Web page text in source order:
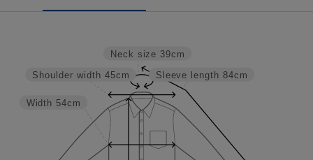
Sleeve length 84cm
Neck size 39cm
Width 54cm
Shoulder width 45cm